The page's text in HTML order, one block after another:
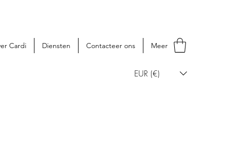
Cardi Diensten Contacteer ons Meer
EUR (€)